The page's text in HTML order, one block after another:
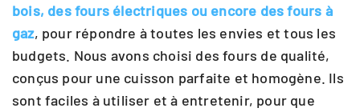
bois, des fours électriques ou encore des fours à
gaz, pour répondre à toutes les envies et tous les
budgets. Nous avons choisi des fours de qualité,
conçus pour une cuisson parfaite et homogène. Ils
sont faciles à utiliser et à entretenir, pour que